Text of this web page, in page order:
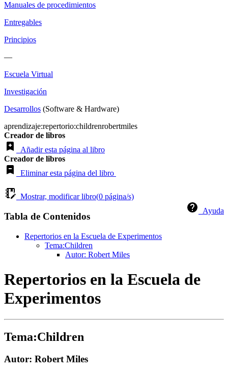
Manuales de procedimientos
Entregables
Principios
—
Escuela Virtual
Investigación
Desarrollos (Software & Hardware)
aprendizaje:repertorio:childrenrobertmiles
Creador de libros
Añadir esta página al libro
Creador de libros
Eliminar esta página del libro
Mostrar, modificar libro(0 página/s)
Ayuda
Tabla de Contenidos
Repertorios en la Escuela de Experimentos
Tema:Children
Autor: Robert Miles
Repertorios en la Escuela de
Experimentos
Tema:Children
Autor: Robert Miles